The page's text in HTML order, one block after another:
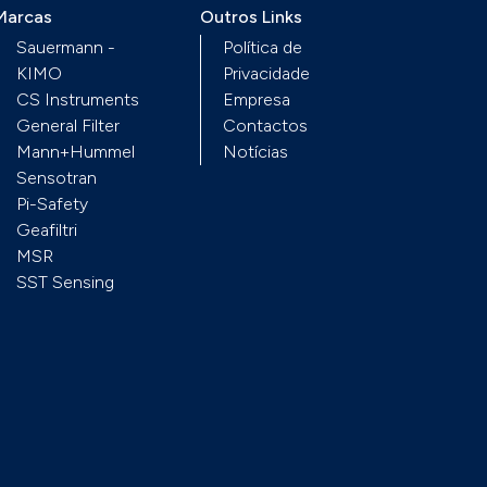
Sauermann -
KIMO
CS Instruments
General Filter
Mann+Hummel
Sensotran
Pi-Safety
Geafiltri
MSR
SST Sensing
Outros Links
Política de
Privacidade
Empresa
Contactos
Notícias